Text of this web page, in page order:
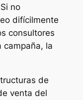
no
difícilmente
consultores
campaña, la
de
venta del